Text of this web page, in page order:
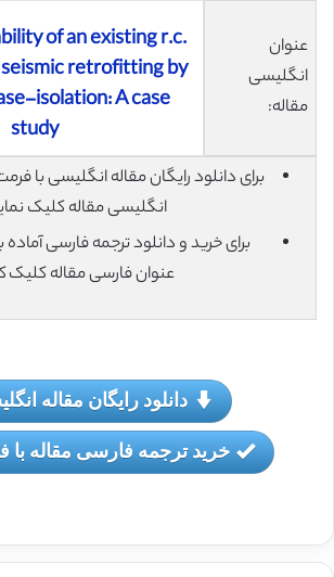
عنوان
انگلیسی
مقاله:
of an existing r.c.
retrofitting by
isolation: A case
study
انگلیسی مقاله کلیک
برای خرید و دانلود ترجمه فارسی
عنوان فارسی مقاله کلیک
دانلود رایگان مقاله
خرید ترجمه فارسی مقاله